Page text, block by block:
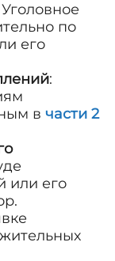
по
его
:
в части 2
или его